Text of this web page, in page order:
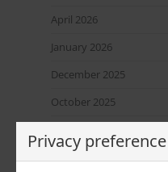
April 2026
January 2026
December 2025
October 2025
Privacy preference